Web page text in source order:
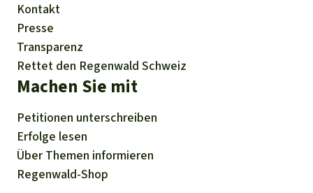
Kontakt
Presse
Transparenz
Rettet den Regenwald Schweiz
Machen Sie mit
Petitionen unterschreiben
Erfolge lesen
Über Themen informieren
Regenwald-Shop